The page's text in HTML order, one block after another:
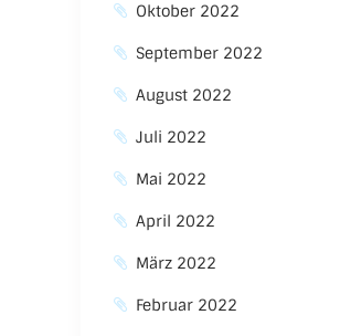
Oktober 2022
September 2022
August 2022
Juli 2022
Mai 2022
April 2022
März 2022
Februar 2022